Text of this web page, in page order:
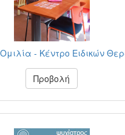
- Κέντρο Ειδικών
Προβολή